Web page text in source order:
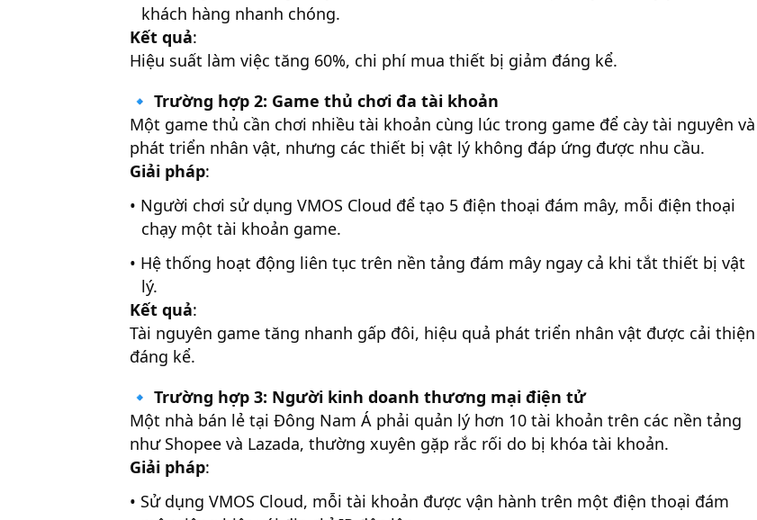
khách hàng nhanh chóng.
Kết quả:
Hiệu suất làm việc tăng 60%, chi phí mua thiết bị giảm đáng kể.
🔹 Trường hợp 2: Game thủ chơi đa tài khoản
Một game thủ cần chơi nhiều tài khoản cùng lúc trong game để cày tài nguyên và
phát triển nhân vật, nhưng các thiết bị vật lý không đáp ứng được nhu cầu.
Giải pháp:
• Người chơi sử dụng VMOS Cloud để tạo 5 điện thoại đám mây, mỗi điện thoại
chạy một tài khoản game.
• Hệ thống hoạt động liên tục trên nền tảng đám mây ngay cả khi tắt thiết bị vật
lý.
Kết quả:
Tài nguyên game tăng nhanh gấp đôi, hiệu quả phát triển nhân vật được cải thiện
đáng kể.
🔹 Trường hợp 3: Người kinh doanh thương mại điện tử
Một nhà bán lẻ tại Đông Nam Á phải quản lý hơn 10 tài khoản trên các nền tảng
như Shopee và Lazada, thường xuyên gặp rắc rối do bị khóa tài khoản.
Giải pháp:
• Sử dụng VMOS Cloud, mỗi tài khoản được vận hành trên một điện thoại đám